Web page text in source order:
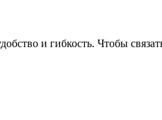
и гибкость. Чтобы